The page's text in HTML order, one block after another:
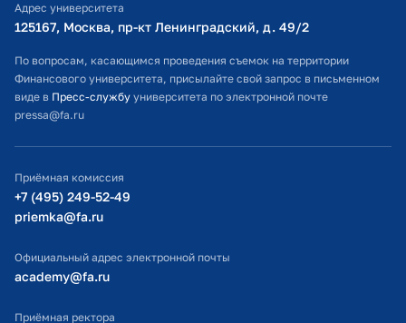
Оплата обучения
Расписание занятий
Студенческий офис
Официальный адрес электронной почты
Министерство просвещения РФ
Министерство науки и высшего образования РФ
Адрес университета
125167, Москва, пр-кт Ленинградский, д. 49/2​
По вопросам, касающимся проведения съемок на территории
Финансового университета, присылайте свой запрос в письменном
виде в Пресс-службу университета по электронной почте
pressa@fa.ru
Приёмная комиссия
+7 (495) 249-52-49
priemka@fa.ru
Официальный адрес электронной почты
academy@fa.ru
Приёмная ректора